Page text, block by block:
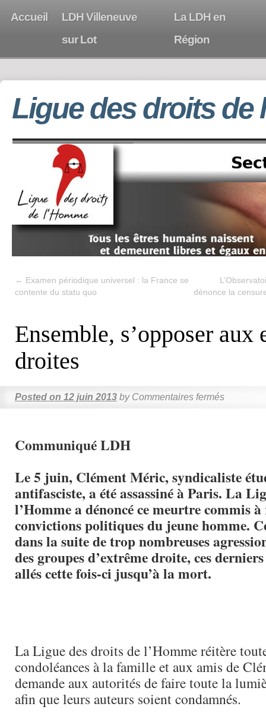
Accueil
LDH Villeneuve
sur Lot
La LDH en
Région
Ligue des droits de
← Examen périodique universel : la France se
contente du statu quo
dénonce la
Ensemble, s’opposer aux
droites
Posted on 12 juin 2013 by Commentaires fermés
Communiqué LDH
Le 5 juin, Clément Méric, syndicaliste
antifasciste, a été assassiné à Paris. La
l’Homme a dénoncé ce meurtre commis à
convictions politiques du jeune homme.
dans la suite de trop nombreuses
des groupes d’extrême droite, ces
allés cette fois-ci jusqu’à la mort.
La Ligue des droits de l’Homme réitère
condoléances à la famille et aux amis de
demande aux autorités de faire toute la
afin que leurs auteurs soient condamnés.